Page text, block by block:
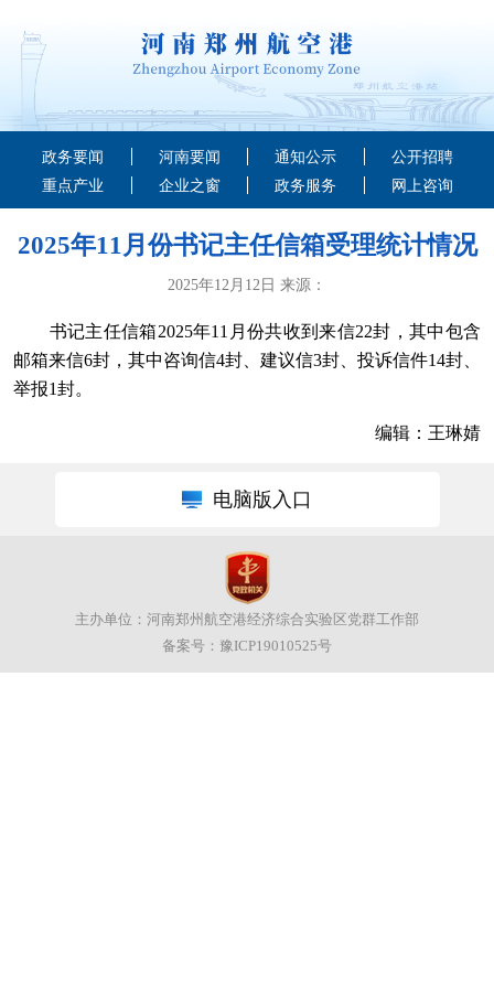
政务要闻 河南要闻 通知公示
公开招聘
重点产业
企业之窗 政务服务 网上咨询
2025年11月份书记主任信箱受理统计情况
2025年12月12日 来源：
书记主任信箱2025年11月份共收到来信22封，其中包含
邮箱来信6封，其中咨询信4封、建议信3封、投诉信件14封、
举报1封。
编辑：王琳婧
电脑版入口
主办单位：河南郑州航空港经济综合实验区党群工作部
备案号： 豫ICP19010525号